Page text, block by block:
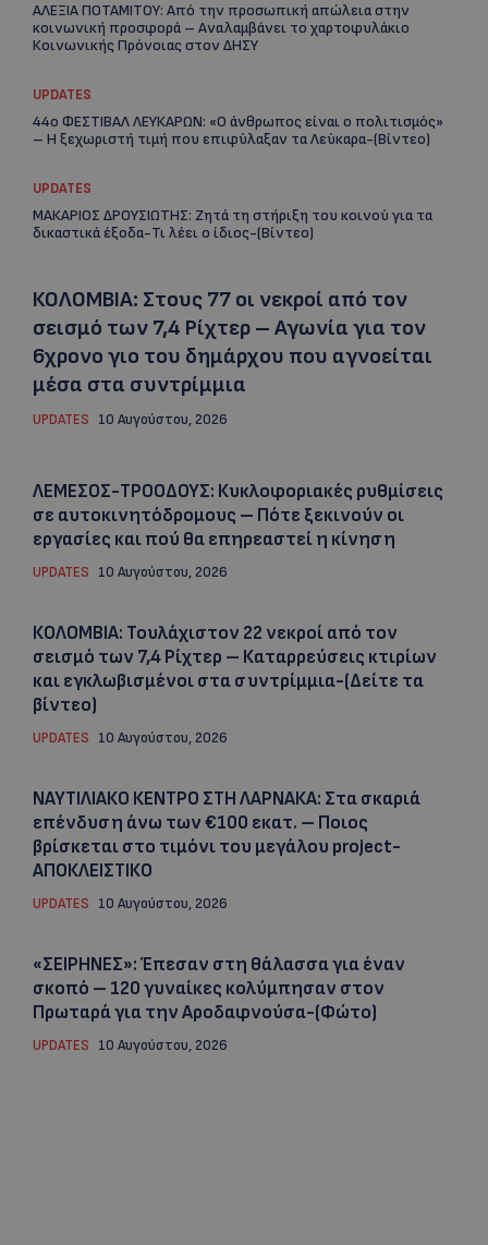
ΑΛΕΞΙΑ ΠΟΤΑΜΙΤΟΥ: Από την προσωπική απώλεια στην
κοινωνική προσφορά – Αναλαμβάνει το χαρτοφυλάκιο
Κοινωνικής Πρόνοιας στον ΔΗΣΥ
UPDATES
44ο ΦΕΣΤΙΒΑΛ ΛΕΥΚΑΡΩΝ: «Ο άνθρωπος είναι ο πολιτισμός»
– Η ξεχωριστή τιμή που επιφύλαξαν τα Λεύκαρα-(Βίντεο)
UPDATES
ΜΑΚΑΡΙΟΣ ΔΡΟΥΣΙΩΤΗΣ: Ζητά τη στήριξη του κοινού για τα
δικαστικά έξοδα-Τι λέει ο ίδιος-(Βίντεο)
ΚΟΛΟΜΒΙΑ: Στους 77 οι νεκροί από τον
σεισμό των 7,4 Ρίχτερ – Αγωνία για τον
6χρονο γιο του δημάρχου που αγνοείται
μέσα στα συντρίμμια
UPDATES 10 Αυγούστου, 2026
ΛΕΜΕΣΟΣ-ΤΡΟΟΔΟΥΣ: Κυκλοφοριακές ρυθμίσεις
σε αυτοκινητόδρομους – Πότε ξεκινούν οι
εργασίες και πού θα επηρεαστεί η κίνηση
UPDATES 10 Αυγούστου, 2026
ΚΟΛΟΜΒΙΑ: Τουλάχιστον 22 νεκροί από τον
σεισμό των 7,4 Ρίχτερ – Καταρρεύσεις κτιρίων
και εγκλωβισμένοι στα συντρίμμια-(Δείτε τα
βίντεο)
UPDATES 10 Αυγούστου, 2026
ΝΑΥΤΙΛΙΑΚΟ ΚΕΝΤΡΟ ΣΤΗ ΛΑΡΝΑΚΑ: Στα σκαριά
επένδυση άνω των €100 εκατ. – Ποιος
βρίσκεται στο τιμόνι του μεγάλου project-
ΑΠΟΚΛΕΙΣΤΙΚΟ
UPDATES 10 Αυγούστου, 2026
«ΣΕΙΡΗΝΕΣ»: Έπεσαν στη θάλασσα για έναν
σκοπό – 120 γυναίκες κολύμπησαν στον
Πρωταρά για την Αροδαφνούσα-(Φώτο)
UPDATES 10 Αυγούστου, 2026